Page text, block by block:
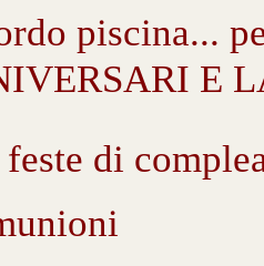
piscina...
E
feste di